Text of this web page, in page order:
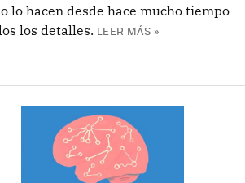
hacen desde hace mucho tiempo
los detalles. LEER MÁS »